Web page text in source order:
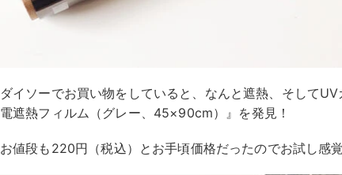
ダイソーでお買い物をしていると、なんと遮熱、そして
電遮熱フィルム（グレー、45×90cm）』を発見！
お値段も220円（税込）とお手頃価格だったのでお試し感